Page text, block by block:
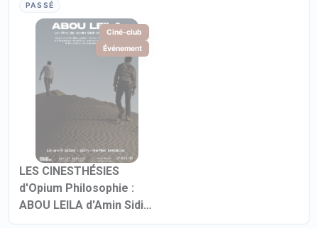
PASSÉ
Ciné-club
Événement
LES CINESTHÉSIES
d'Opium Philosophie :
ABOU LEILA d'Amin Sidi-
Boumédiène suivi d'une